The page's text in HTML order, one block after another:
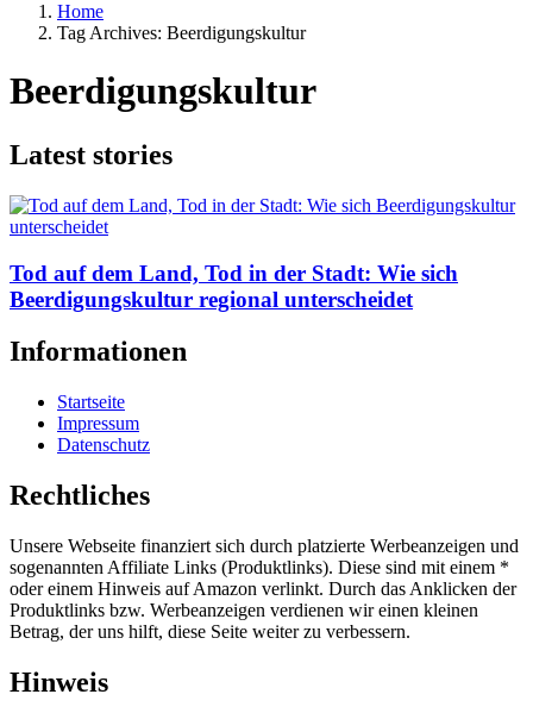
Home
Tag Archives: Beerdigungskultur
Beerdigungskultur
Latest stories
Tod auf dem Land, Tod in der Stadt: Wie sich
Beerdigungskultur regional unterscheidet
Informationen
Startseite
Impressum
Datenschutz
Rechtliches
Unsere Webseite finanziert sich durch platzierte Werbeanzeigen und
sogenannten Affiliate Links (Produktlinks). Diese sind mit einem *
oder einem Hinweis auf Amazon verlinkt. Durch das Anklicken der
Produktlinks bzw. Werbeanzeigen verdienen wir einen kleinen
Betrag, der uns hilft, diese Seite weiter zu verbessern.
Hinweis